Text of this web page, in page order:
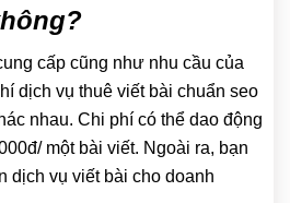
cấp cũng như nhu cầu của
dịch vụ thuê viết bài chuẩn seo
nhau. Chi phí có thể dao động
một bài viết. Ngoài ra, bạn
dịch vụ viết bài cho doanh